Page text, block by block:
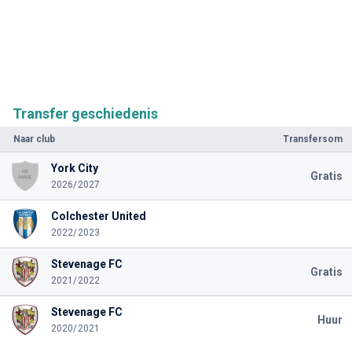
Transfer geschiedenis
Naar club Transfersom
York City
2026/2027
Gratis
Colchester United
2022/2023
Stevenage FC
2021/2022
Gratis
Stevenage FC
2020/2021
Huur